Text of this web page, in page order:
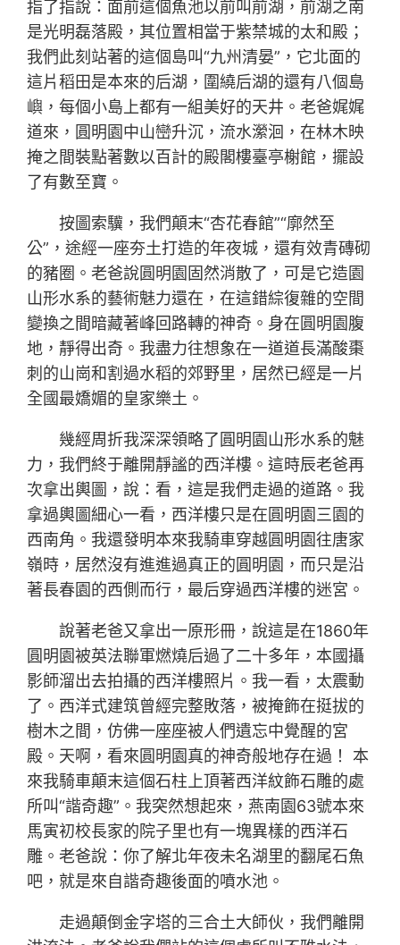
指了指說：面前這個魚池以前叫前湖，前湖之南
是光明磊落殿，其位置相當于紫禁城的太和殿；
我們此刻站著的這個島叫“九州清晏”，它北面的
這片稻田是本來的后湖，圍繞后湖的還有八個島
嶼，每個小島上都有一組美好的天井。老爸娓娓
道來，圓明園中山巒升沉，流水瀠洄，在林木映
掩之間裝點著數以百計的殿閣樓臺亭榭館，擺設
了有數至寶。
按圖索驥，我們顛末“杏花春館”“廓然至
公”，途經一座夯土打造的年夜城，還有效青磚砌
的豬圈。老爸說圓明園固然消散了，可是它造園
山形水系的藝術魅力還在，在這錯綜復雜的空間
變換之間暗藏著峰回路轉的神奇。身在圓明園腹
地，靜得出奇。我盡力往想象在一道道長滿酸棗
刺的山崗和割過水稻的郊野里，居然已經是一片
全國最嬌媚的皇家樂土。
幾經周折我深深領略了圓明園山形水系的魅
力，我們終于離開靜謐的西洋樓。這時辰老爸再
次拿出輿圖，說：看，這是我們走過的道路。我
拿過輿圖細心一看，西洋樓只是在圓明園三園的
西南角。我還發明本來我騎車穿越圓明園往唐家
嶺時，居然沒有進進過真正的圓明園，而只是沿
著長春園的西側而行，最后穿過西洋樓的迷宮。
說著老爸又拿出一原形冊，說這是在1860年
圓明園被英法聯軍燃燒后過了二十多年，本國攝
影師溜出去拍攝的西洋樓照片。我一看，太震動
了。西洋式建筑曾經完整敗落，被掩飾在挺拔的
樹木之間，仿佛一座座被人們遺忘中覺醒的宮
殿。天啊，看來圓明園真的神奇般地存在過！ 本
來我騎車顛末這個石柱上頂著西洋紋飾石雕的處
所叫“諧奇趣”。我突然想起來，燕南園63號本來
馬寅初校長家的院子里也有一塊異樣的西洋石
雕。老爸說：你了解北年夜未名湖里的翻尾石魚
吧，就是來自諧奇趣後面的噴水池。
走過顛倒金字塔的三合土大師伙，我們離開